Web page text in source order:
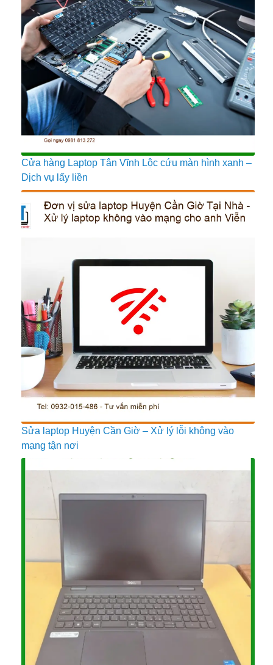
Cửa hàng Laptop Tân Vĩnh Lộc cứu màn hình xanh –
Dịch vụ lấy liền
Sửa laptop Huyện Cần Giờ – Xử lý lỗi không vào
mạng tận nơi